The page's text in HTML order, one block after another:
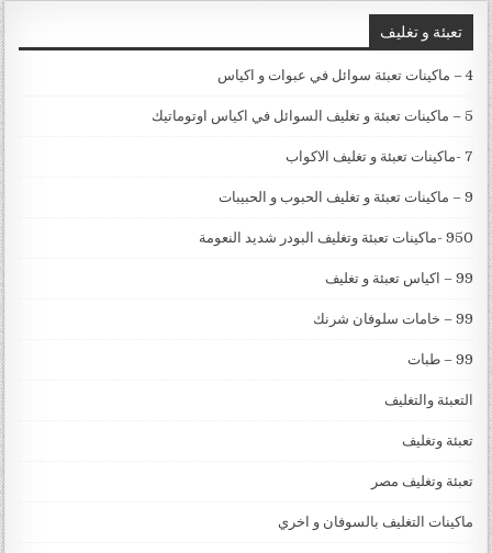
تعبئة و تغليف
4 – ماكينات تعبئة سوائل في عبوات و اكياس
5 – ماكينات تعبئة و تغليف السوائل في اكياس اوتوماتيك
7 -ماكينات تعبئة و تغليف الاكواب
9 – ماكينات تعبئة و تغليف الحبوب و الحبيبات
950 -ماكينات تعبئة وتغليف البودر شديد النعومة
99 – اكياس تعبئة و تغليف
99 – خامات سلوفان شرنك
99 – طبات
التعبئة والتغليف
تعبئة وتغليف
تعبئة وتغليف مصر
ماكينات التغليف بالسوفان و اخري